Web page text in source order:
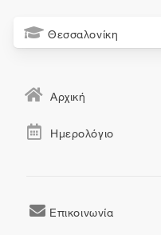
Θεσσαλονίκη
Αρχική
Ημερολόγιο
Επικοινωνία